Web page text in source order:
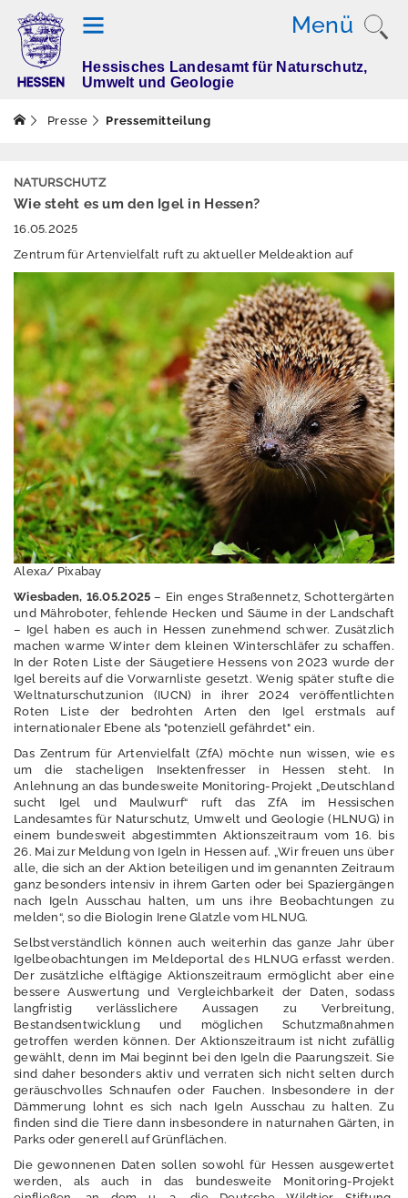
Menü
T
e
n
M
e
s
w
e
rt
e
P
u
b
li
k
a
ti
o
n
e
n
Ü
b
e
u
n
s
P
r
e
s
s
e
Pressemitteilungen
Archiv
Pressemitteilungen
Dossiers
Umwelt-Monitor
Netiquette
Hessisches Landesamt für Naturschutz,
Umwelt und Geologie
Presse Pressemitteilung
NATURSCHUTZ
Wie steht es um den Igel in Hessen?
16.05.2025
Zentrum für Artenvielfalt ruft zu aktueller Meldeaktion auf
Alexa/ Pixabay
Wiesbaden, 16.05.2025 – Ein enges Straßennetz, Schottergärten
und Mähroboter, fehlende Hecken und Säume in der Landschaft
– Igel haben es auch in Hessen zunehmend schwer. Zusätzlich
machen warme Winter dem kleinen Winterschläfer zu schaffen.
In der Roten Liste der Säugetiere Hessens von 2023 wurde der
Igel bereits auf die Vorwarnliste gesetzt. Wenig später stufte die
Weltnaturschutzunion (IUCN) in ihrer 2024 veröffentlichten
Roten Liste der bedrohten Arten den Igel erstmals auf
internationaler Ebene als "potenziell gefährdet" ein.
Das Zentrum für Artenvielfalt (ZfA) möchte nun wissen, wie es
um die stacheligen Insektenfresser in Hessen steht. In
Anlehnung an das bundesweite Monitoring-Projekt „Deutschland
sucht Igel und Maulwurf“ ruft das ZfA im Hessischen
Landesamtes für Naturschutz, Umwelt und Geologie (HLNUG) in
einem bundesweit abgestimmten Aktionszeitraum vom 16. bis
26. Mai zur Meldung von Igeln in Hessen auf. „Wir freuen uns über
alle, die sich an der Aktion beteiligen und im genannten Zeitraum
ganz besonders intensiv in ihrem Garten oder bei Spaziergängen
nach Igeln Ausschau halten, um uns ihre Beobachtungen zu
melden“, so die Biologin Irene Glatzle vom HLNUG.
Selbstverständlich können auch weiterhin das ganze Jahr über
Igelbeobachtungen im Meldeportal des HLNUG erfasst werden.
Der zusätzliche elftägige Aktionszeitraum ermöglicht aber eine
bessere Auswertung und Vergleichbarkeit der Daten, sodass
langfristig verlässlichere Aussagen zu Verbreitung,
Bestandsentwicklung und möglichen Schutzmaßnahmen
getroffen werden können. Der Aktionszeitraum ist nicht zufällig
gewählt, denn im Mai beginnt bei den Igeln die Paarungszeit. Sie
sind daher besonders aktiv und verraten sich nicht selten durch
geräuschvolles Schnaufen oder Fauchen. Insbesondere in der
Dämmerung lohnt es sich nach Igeln Ausschau zu halten. Zu
finden sind die Tiere dann insbesondere in naturnahen Gärten, in
Parks oder generell auf Grünflächen.
Die gewonnenen Daten sollen sowohl für Hessen ausgewertet
werden, als auch in das bundesweite Monitoring-Projekt